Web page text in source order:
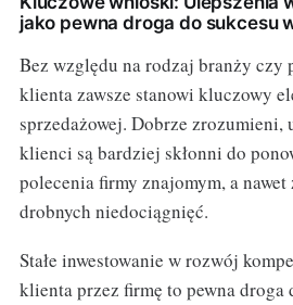
jako pewna droga do sukcesu
Bez względu na rodzaj branży czy
klienta zawsze stanowi kluczowy
sprzedażowej. Dobrze zrozumieni,
klienci są bardziej skłonni do
polecenia firmy znajomym, a
drobnych niedociągnięć.
Stałe inwestowanie w rozwój
klienta przez firmę to pewna droga